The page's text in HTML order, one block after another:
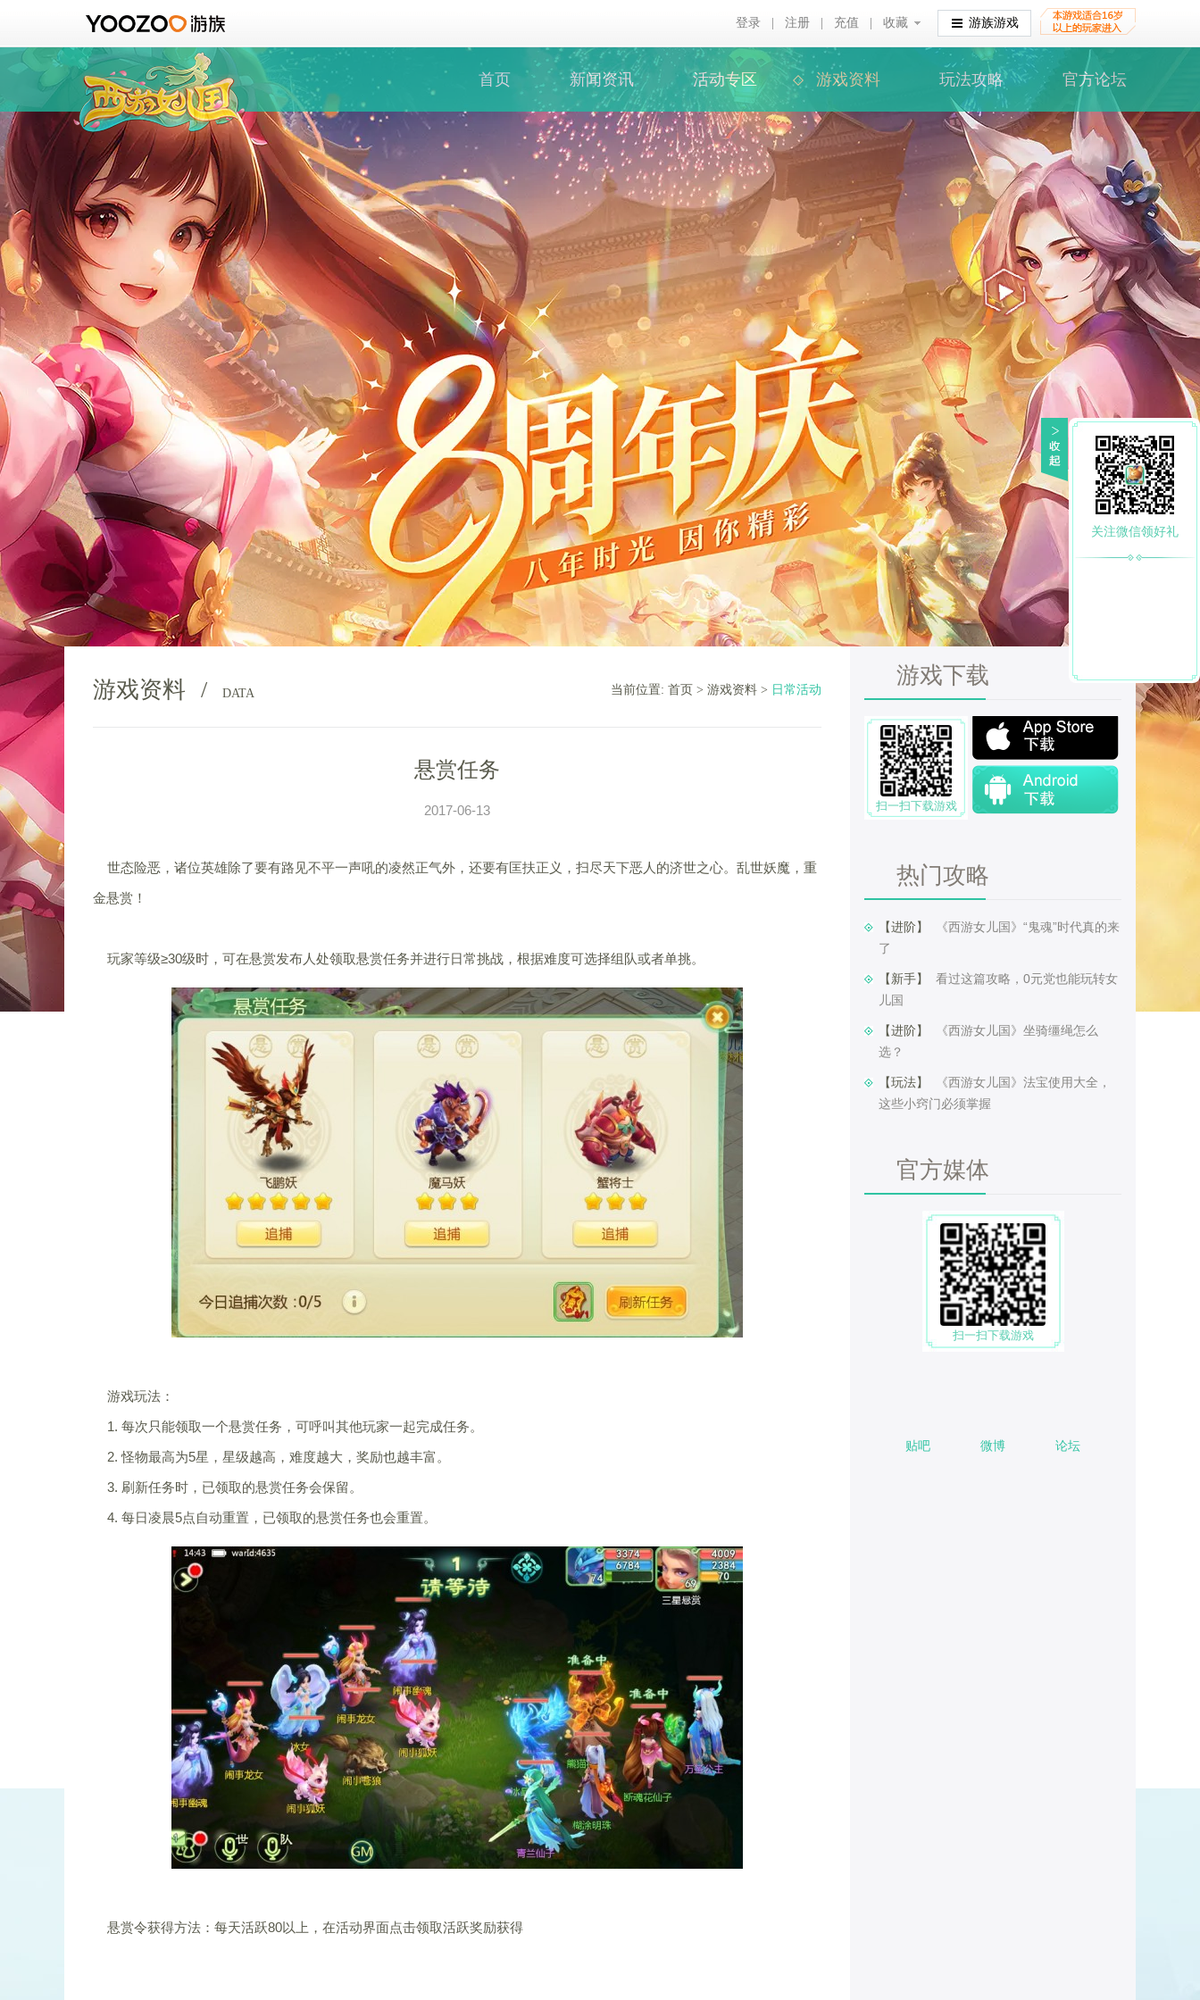
登录 注册 充值 收藏
收藏 游族游戏
首页 新闻资讯 活动专区 游戏资料 玩法攻略 官方论坛
游戏资料 / DATA 当前位置: 首页 > 游戏资料 > 日常活动
悬赏任务
2017-06-13
世态险恶，诸位英雄除了要有路见不平一声吼的凌然正气外，还要有匡扶正义，扫尽天下恶人的济世之心。乱世妖魔，重
金悬赏！
玩家等级≥30级时，可在悬赏发布人处领取悬赏任务并进行日常挑战，根据难度可选择组队或者单挑。
游戏玩法：
1. 每次只能领取一个悬赏任务，可呼叫其他玩家一起完成任务。
2. 怪物最高为5星，星级越高，难度越大，奖励也越丰富。
3. 刷新任务时，已领取的悬赏任务会保留。
4. 每日凌晨5点自动重置，已领取的悬赏任务也会重置。
悬赏令获得方法：每天活跃80以上，在活动界面点击领取活跃奖励获得
游戏下载
扫一扫下载游戏
热门攻略
【进阶】 ​
《西游女儿国》“鬼魂”时代真的来
了
【新手】 ​ 看过这篇攻略，0元党也能玩转女
儿国
【进阶】 ​
《西游女儿国》坐骑缰绳怎么
选？
【玩法】 ​
《西游女儿国》法宝使用大全，
这些小窍门必须掌握
官方媒体
扫一扫下载游戏
贴吧 微博 论坛
关注微信领好礼